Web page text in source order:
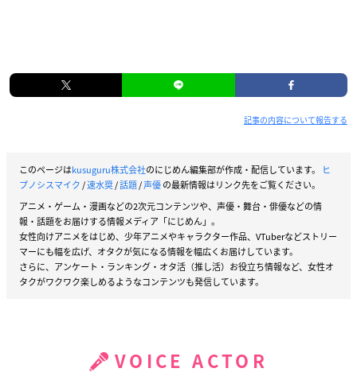
記事の内容について報告する
このページはkusuguru株式会社のにじめん編集部が作成・配信しています。
ヒ
プノシスマイク/速水奨/話題/声優の最新情報はリンク先をご覧ください。
アニメ・ゲーム・漫画などの2次元コンテンツや、声優・舞台・俳優などの情
報・話題をお届けする情報メディア「にじめん」。
女性向けアニメをはじめ、少年アニメやキャラクター作品、VTuberなどストリー
マーにも幅を広げ、オタクが気になる情報を幅広くお届けしています。
さらに、アンケート・ランキング・オタ活（推し活）お役立ち情報など、女性オ
タクがワクワク楽しめるようなコンテンツも発信しています。
VOICE ACTOR